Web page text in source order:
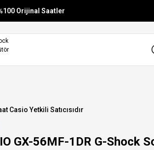
Orijinal Saatler
Casio Yetkili Satıcısıdır
GX-56MF-1DR G-Shock